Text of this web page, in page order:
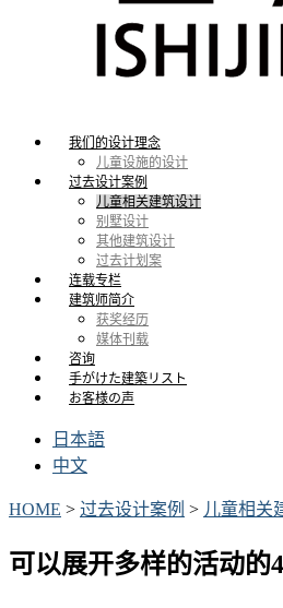
我们的设计理念
儿童设施的设计
过去设计案例
儿童相关建筑设计
别墅设计
其他建筑设计
过去计划案
连载专栏
建筑师简介
获奖经历
媒体刊载
咨询
手がけた建築リスト
お客様の声
日本語
中文
HOME > 过去设计案例 > 儿童相关
可以展开多样的活动的